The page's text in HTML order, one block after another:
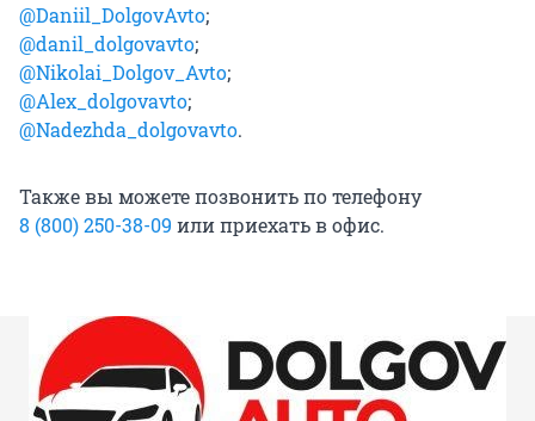
@Daniil_DolgovAvto;
@danil_dolgovavto;
@Nikolai_Dolgov_Avto;
@Alex_dolgovavto;
@Nadezhda_dolgovavto.
Также вы можете позвонить по телефону
8 (800) 250-38-09 или приехать в офис.